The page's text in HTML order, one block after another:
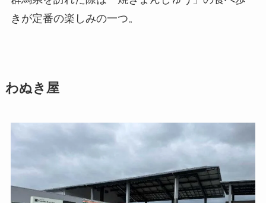
きが定番の楽しみの一つ。
わぬき屋